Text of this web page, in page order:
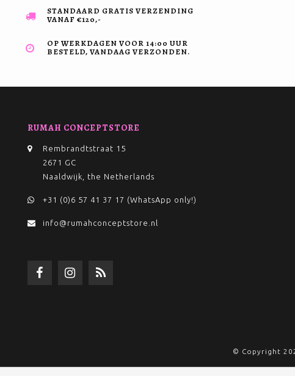
STANDAARD GRATIS VERZENDING
VANAF €120,-
OP WERKDAGEN VOOR 14:00 UUR
BESTELD, VANDAAG VERZONDEN.
RUMAH CONCEPTSTORE
Rembrandtstraat 15
2671 GC
Naaldwijk, the Netherlands
+31 (0)6 57 41 37 17 (WhatsApp only!)
info@rumahconceptstore.nl
© Copyright